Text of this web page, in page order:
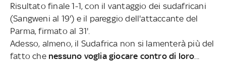
Risultato finale 1-1, con il vantaggio dei sudafricani
(Sangweni al 19') e il pareggio dell'attaccante del
Parma, firmato al 31'.
Adesso, almeno, il Sudafrica non si lamenterà più del
fatto che nessuno voglia giocare contro di loro